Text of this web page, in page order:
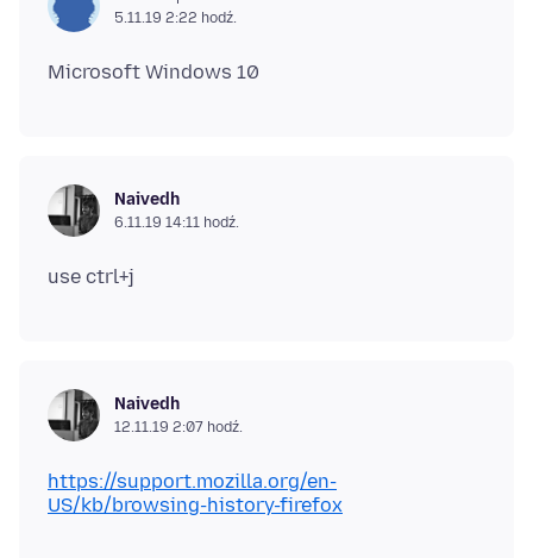
5.11.19 2:22 hodź.
Naivedh
6.11.19 14:11 hodź.
Naivedh
12.11.19 2:07 hodź.
https://support.mozilla.org/en-
US/kb/browsing-history-firefox